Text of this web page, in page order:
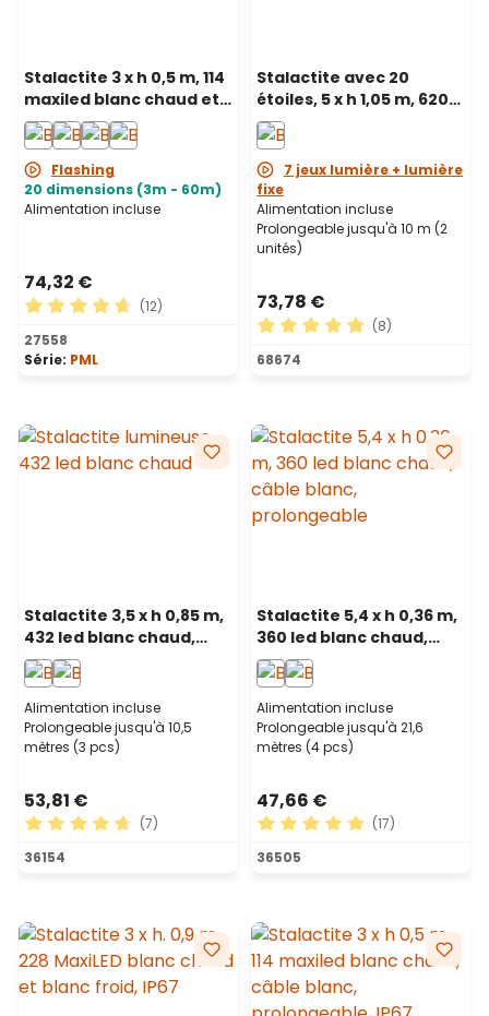
Stalactite 3 x h 0,5 m, 114
maxiled blanc chaud et
blanc froid,
prolongeable, IP67
Flashing
20 dimensions (3m - 60m)
Alimentation incluse
74,32 €
Note moyenne de 4.83 sur 5 étoiles
(12)
27558
Série: PML
Stalactite avec 20
étoiles, 5 x h 1,05 m, 620
led blanc chaud,
prolongeable
7 jeux lumière + lumière
fixe
Alimentation incluse
Prolongeable jusqu'à 10 m (2
unités)
73,78 €
Note moyenne de 4.88 sur
(8)
68674
Stalactite 3,5 x h 0,85 m,
432 led blanc chaud,
câble blanc,
prolongeable
Alimentation incluse
Prolongeable jusqu'à 10,5
mètres (3 pcs)
53,81 €
Note moyenne de 4.71 sur 5 étoiles
(7)
36154
Stalactite 5,4 x h 0,36 m,
360 led blanc chaud,
câble blanc,
prolongeable
Alimentation incluse
Prolongeable jusqu'à 21,6
mètres (4 pcs)
47,66 €
Note moyenne de 5 sur 5
(17)
36505